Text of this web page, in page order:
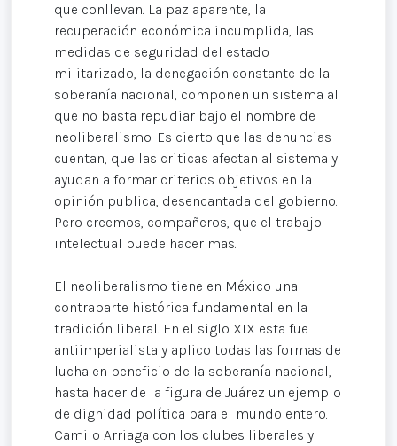
que conllevan. La paz aparente, la
recuperación económica incumplida, las
medidas de seguridad del estado
militarizado, la denegación constante de la
soberanía nacional, componen un sistema al
que no basta repudiar bajo el nombre de
neoliberalismo. Es cierto que las denuncias
cuentan, que las criticas afectan al sistema y
ayudan a formar criterios objetivos en la
opinión publica, desencantada del gobierno.
Pero creemos, compañeros, que el trabajo
intelectual puede hacer mas.
El neoliberalismo tiene en México una
contraparte histórica fundamental en la
tradición liberal. En el siglo XIX esta fue
antiimperialista y aplico todas las formas de
lucha en beneficio de la soberanía nacional,
hasta hacer de la figura de Juárez un ejemplo
de dignidad política para el mundo entero.
Camilo Arriaga con los clubes liberales y